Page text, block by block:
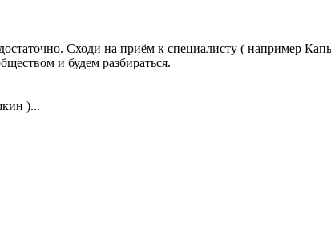
Сходи на приём к специалисту ( например
и будем разбираться.
)...